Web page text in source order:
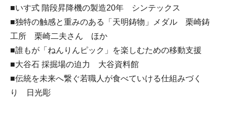
■いす式 階段昇降機の製造20年 シンテックス
■独特の触感と重みのある「天明鋳物」メダル 栗崎鋳
工所 栗崎二夫さん ほか
■誰もが「ねんりんピック」を楽しむための移動支援
■大谷石 採掘場の迫力 大谷資料館
■伝統を未来へ繋ぐ若職人が食べていける仕組みづく
り 日光彫